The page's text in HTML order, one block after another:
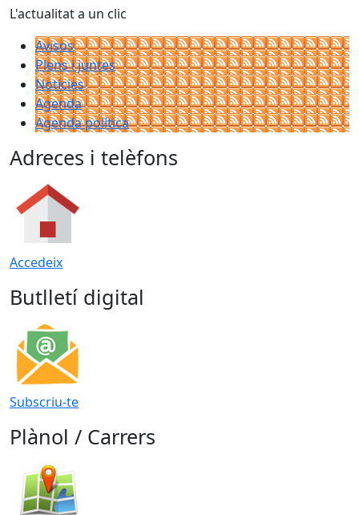
L'actualitat a un clic
Avisos
Plens i juntes
Noticies
Agenda
Agenda política
Adreces i telèfons
Accedeix
Butlletí digital
Subscriu-te
Plànol / Carrers